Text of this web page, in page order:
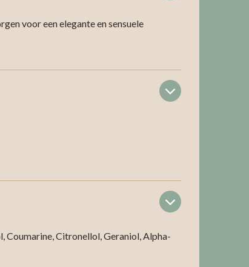
voor een elegante en sensuele
Coumarine, Citronellol, Geraniol, Alpha-